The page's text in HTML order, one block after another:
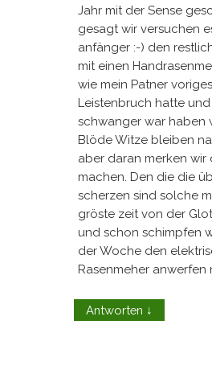
Jahr mit der Sense
gesagt wir versuchen
anfänger :-) den
mit einen
wie mein Patner
Leistenbruch hatte
schwanger war haben
Blöde Witze bleiben
aber daran merken wir
machen. Den die die
scherzen sind solche
gröste zeit von der
und schon schimpfen
der Woche den
Rasenmeher anwerfen
Antworten ↓